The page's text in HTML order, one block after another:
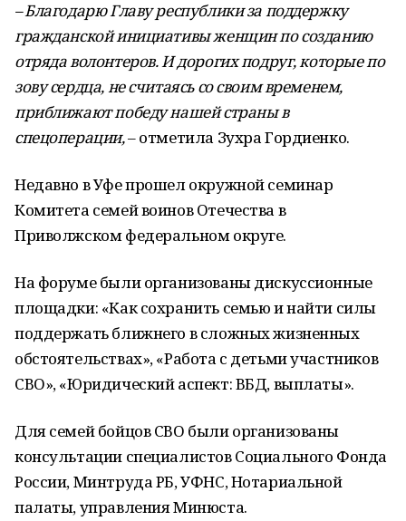
– Благодарю Главу республики за поддержку
гражданской инициативы женщин по созданию
отряда волонтеров. И дорогих подруг, которые по
зову сердца, не считаясь со своим временем,
приближают победу нашей страны в
спецоперации,– отметила Зухра Гордиенко.
Недавно в Уфе прошел окружной семинар
Комитета семей воинов Отечества в
Приволжском федеральном округе.
На форуме были организованы дискуссионные
площадки: «Как сохранить семью и найти силы
поддержать ближнего в сложных жизненных
обстоятельствах», «Работа с детьми участников
СВО», «Юридический аспект: ВБД, выплаты».
Для семей бойцов СВО были организованы
консультации специалистов Социального Фонда
России, Минтруда РБ, УФНС, Нотариальной
палаты, управления Минюста.